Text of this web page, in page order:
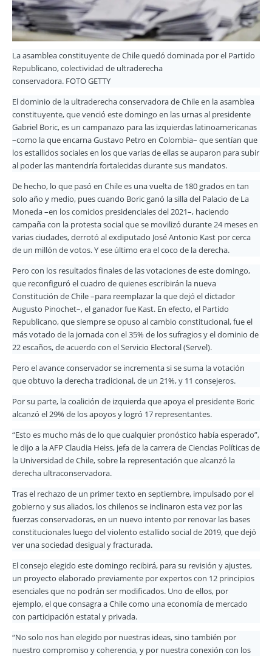
La asamblea constituyente de Chile quedó dominada por el Partido
Republicano, colectividad de ultraderecha
conservadora. FOTO GETTY
El dominio de la ultraderecha conservadora de Chile en la asamblea
constituyente, que venció este domingo en las urnas al presidente
Gabriel Boric, es un campanazo para las izquierdas latinoamericanas
–como la que encarna Gustavo Petro en Colombia– que sentían que
los estallidos sociales en los que varias de ellas se auparon para subir
al poder las mantendría fortalecidas durante sus mandatos.
De hecho, lo que pasó en Chile es una vuelta de 180 grados en tan
solo año y medio, pues cuando Boric ganó la silla del Palacio de La
Moneda –en los comicios presidenciales del 2021–, haciendo
campaña con la protesta social que se movilizó durante 24 meses en
varias ciudades, derrotó al exdiputado José Antonio Kast por cerca
de un millón de votos. Y ese último era el coco de la derecha.
Pero con los resultados finales de las votaciones de este domingo,
que reconfiguró el cuadro de quienes escribirán la nueva
Constitución de Chile –para reemplazar la que dejó el dictador
Augusto Pinochet–, el ganador fue Kast. En efecto, el Partido
Republicano, que siempre se opuso al cambio constitucional, fue el
más votado de la jornada con el 35% de los sufragios y el dominio de
22 escaños, de acuerdo con el Servicio Electoral (Servel).
Pero el avance conservador se incrementa si se suma la votación
que obtuvo la derecha tradicional, de un 21%, y 11 consejeros.
Por su parte, la coalición de izquierda que apoya el presidente Boric
alcanzó el 29% de los apoyos y logró 17 representantes.
“Esto es mucho más de lo que cualquier pronóstico había esperado”,
le dijo a la AFP Claudia Heiss, jefa de la carrera de Ciencias Políticas de
la Universidad de Chile, sobre la representación que alcanzó la
derecha ultraconservadora.
Tras el rechazo de un primer texto en septiembre, impulsado por el
gobierno y sus aliados, los chilenos se inclinaron esta vez por las
fuerzas conservadoras, en un nuevo intento por renovar las bases
constitucionales luego del violento estallido social de 2019, que dejó
ver una sociedad desigual y fracturada.
El consejo elegido este domingo recibirá, para su revisión y ajustes,
un proyecto elaborado previamente por expertos con 12 principios
esenciales que no podrán ser modificados. Uno de ellos, por
ejemplo, el que consagra a Chile como una economía de mercado
con participación estatal y privada.
“No solo nos han elegido por nuestras ideas, sino también por
nuestro compromiso y coherencia, y por nuestra conexión con los